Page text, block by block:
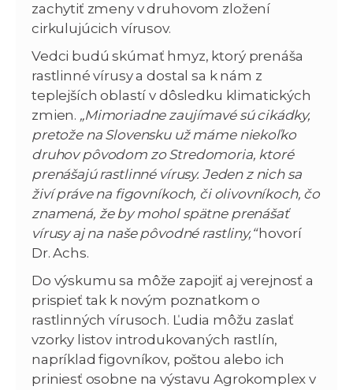
zachytiť zmeny v druhovom zložení
cirkulujúcich vírusov.
Vedci budú skúmať hmyz, ktorý prenáša
rastlinné vírusy a dostal sa k nám z
teplejších oblastí v dôsledku klimatických
zmien. „Mimoriadne zaujímavé sú cikádky,
pretože na Slovensku už máme niekoľko
druhov pôvodom zo Stredomoria, ktoré
prenášajú rastlinné vírusy. Jeden z nich sa
živí práve na figovníkoch, či olivovníkoch, čo
znamená, že by mohol spätne prenášať
vírusy aj na naše pôvodné rastliny,“hovorí
Dr. Achs.
Do výskumu sa môže zapojiť aj verejnosť a
prispieť tak k novým poznatkom o
rastlinných vírusoch. Ľudia môžu zaslať
vzorky listov introdukovaných rastlín,
napríklad figovníkov, poštou alebo ich
priniesť osobne na výstavu Agrokomplex v